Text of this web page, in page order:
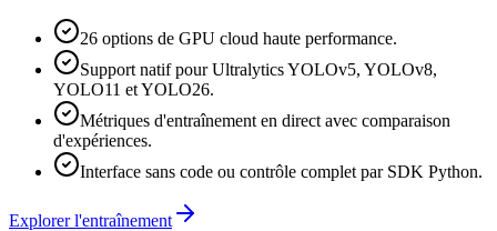
26 options de GPU cloud haute performance.
Support natif pour Ultralytics YOLOv5, YOLOv8,
YOLO11 et YOLO26.
Métriques d'entraînement en direct avec comparaison
d'expériences.
Interface sans code ou contrôle complet par SDK Python.
Explorer l'entraînement